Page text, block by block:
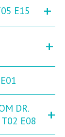
E15 +
+
DR.
T02 E08
+